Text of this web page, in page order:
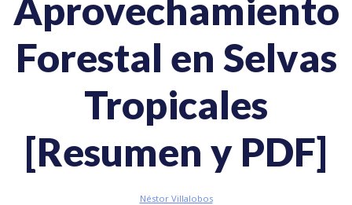
Aprovechamiento
Forestal en Selvas
Tropicales
[Resumen y PDF]
Néstor Villalobos